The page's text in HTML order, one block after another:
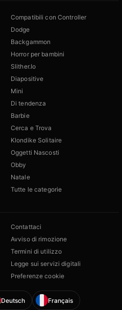
Compatibili con Controller
Dodge
Backgammon
Horror per bambini
Slither.Io
Diapositive
Mini
Di tendenza
Barbie
Cerca e Trova
Klondike Solitaire
Oggetti Nascosti
Obby
Natale
Tutte le categorie
Contattaci
Avviso di rimozione
Termini di utilizzo
Legge sui servizi digitali
Preferenze cookie
Deutsch Français